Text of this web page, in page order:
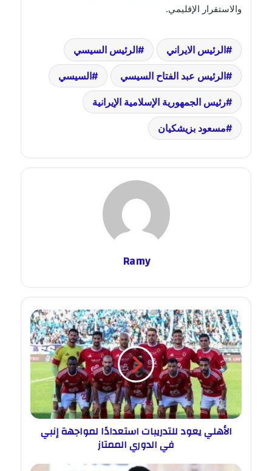
والاستقرار الإقليمي.
الرئيس الايراني الرئيس السيسي
الرئيس عبد الفتاح السيسي السيسي
رئيس الجمهورية الإسلامية الإيرانية
مسعود بزيشكيان
Ramy
الأهلي يعود للتدريبات استعدادًا لمواجهة إنبي
في الدوري الممتاز